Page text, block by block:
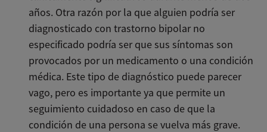
años. Otra razón por la que alguien podría ser
diagnosticado con trastorno bipolar no
especificado podría ser que sus síntomas son
provocados por un medicamento o una condición
médica. Este tipo de diagnóstico puede parecer
vago, pero es importante ya que permite un
seguimiento cuidadoso en caso de que la
condición de una persona se vuelva más grave.